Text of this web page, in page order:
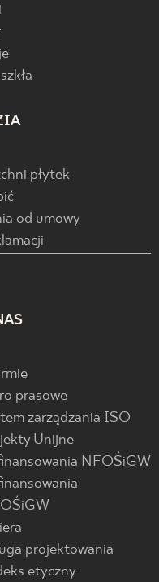
płytek
od umowy
prasowe
zarządzania ISO
Unijne
NFOŚiGW
projektowania
etyczny